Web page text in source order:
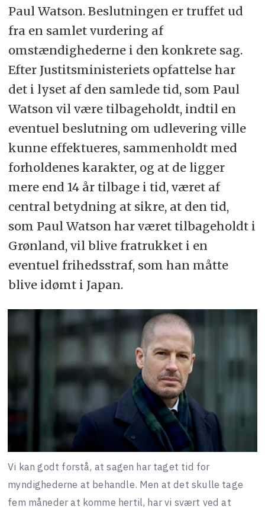
Paul Watson. Beslutningen er truffet ud
fra en samlet vurdering af
omstændighederne i den konkrete sag.
Efter Justitsministeriets opfattelse har
det i lyset af den samlede tid, som Paul
Watson vil være tilbageholdt, indtil en
eventuel beslutning om udlevering ville
kunne effektueres, sammenholdt med
forholdenes karakter, og at de ligger
mere end 14 år tilbage i tid, været af
central betydning at sikre, at den tid,
som Paul Watson har været tilbageholdt i
Grønland, vil blive fratrukket i en
eventuel frihedsstraf, som han måtte
blive idømt i Japan.
Vi kan godt forstå, at sagen har taget tid for
myndighederne at behandle. Men at det skulle tage
fem måneder at komme hertil, har vi svært ved at